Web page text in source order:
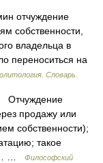
отчуждение
собственности,
владельца в
переноситься на
Словарь.
Отчуждение
продажу или
собственности);
такое
…
Философский